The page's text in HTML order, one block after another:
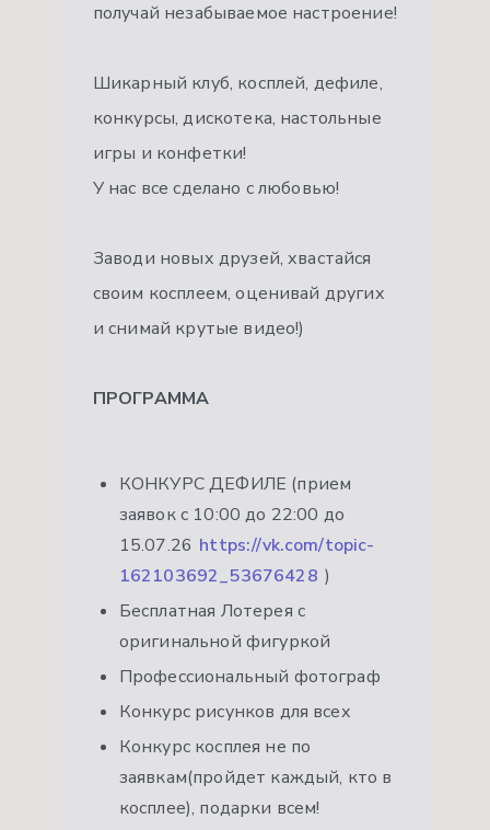
получай незабываемое настроение!
Шикарный клуб, косплей, дефиле,
конкурсы, дискотека, настольные
игры и конфетки!
У нас все сделано с любовью!
Заводи новых друзей, хвастайся
своим косплеем, оценивай других
и снимай крутые видео!)
ПРОГРАММА
КОНКУРС ДЕФИЛЕ (прием
заявок с 10:00 до 22:00 до
15.07.26 https://vk.com/topic-
162103692_53676428 )
Бесплатная Лотерея с
оригинальной фигуркой
Профессиональный фотограф
Конкурс рисунков для всех
Конкурс косплея не по
заявкам(пройдет каждый, кто в
косплее), подарки всем!